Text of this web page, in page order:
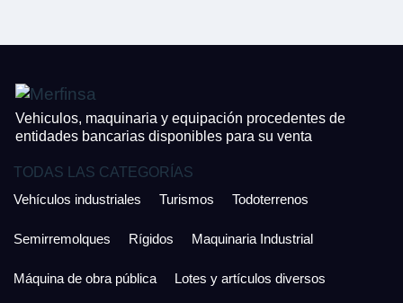
Vehiculos, maquinaria y equipación procedentes de
entidades bancarias disponibles para su venta
TODAS LAS CATEGORÍAS
Vehículos industriales
Turismos Todoterrenos
Semirremolques Rígidos Maquinaria Industrial
Máquina de obra pública Lotes y artículos diversos